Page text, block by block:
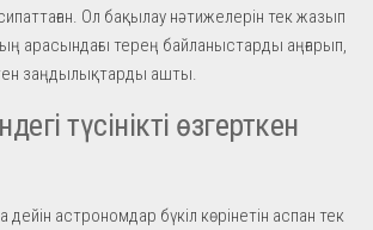
Ол бақылау нәтижелерін тек жазып
арасындағы терең байланыстарды аңғарып,
заңдылықтарды ашты.
түсінікті өзгерткен
астрономдар бүкіл көрінетін аспан тек